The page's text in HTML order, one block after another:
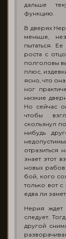
дальше
функцию.
В дверях
меньше,
пытаться.
роста с
полголовы
плюс,
ясно, что
ног
низкие
Но сейчас
чтобы
скользнул
нибудь
отразиться
знает этот
новых
бой, кого
только вот
едва ли
Нерия ждет
следует.
другой